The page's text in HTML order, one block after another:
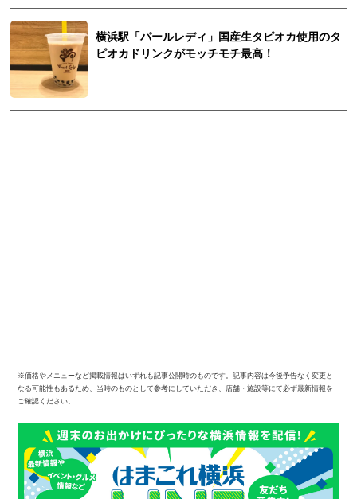
横浜駅「パールレディ」国産生タピオカ使用のタ
ピオカドリンクがモッチモチ最高！
※価格やメニューなど掲載情報はいずれも記事公開時のものです。記事内容は今後予告なく変更と
なる可能性もあるため、当時のものとして参考にしていただき、店舗・施設等にて必ず最新情報を
ご確認ください。